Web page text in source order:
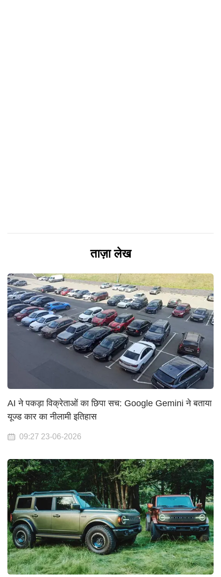
ताज़ा लेख
AI ने पकड़ा विक्रेताओं का छिपा सच: Google Gemini ने बताया
यूज्ड कार का नीलामी इतिहास
09:27 23-06-2026